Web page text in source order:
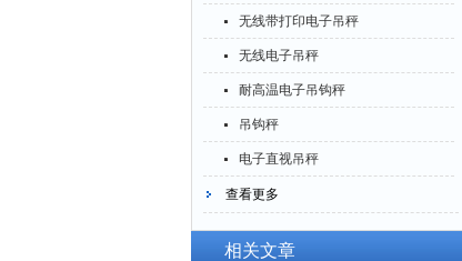
无线带打印电子吊秤
无线电子吊秤
耐高温电子吊钩秤
吊钩秤
电子直视吊秤
查看更多
相关文章